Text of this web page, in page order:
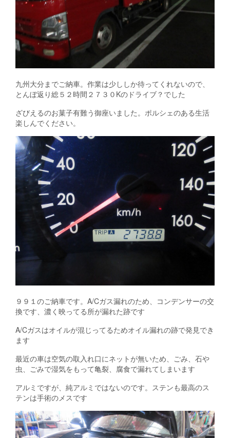
九州大分までご納車。作業は少ししか待ってくれないので、
とんぼ返り総５２時間２７３０Kのドライブ？でした
ざびえるのお菓子有難う御座いました。ポルシェのある生活
楽しんでください。
９９１のご納車です。A/Cガス漏れのため、コンデンサーの交
換です、濃く映ってる所が漏れた跡です
A/Cガスはオイルが混じってるためオイル漏れの跡で発見でき
ます
最近の車は空気の取入れ口にネットが無いため、ごみ、石や
虫、ごみで湿気をもって亀裂、腐食で漏れてしまいます
アルミですが、純アルミではないのです。ステンも最高のス
テンは手術のメスです